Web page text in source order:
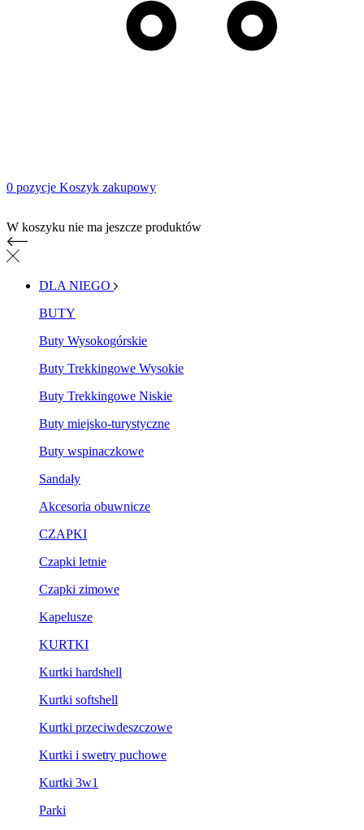
0 pozycje Koszyk zakupowy
W koszyku nie ma jeszcze produktów
DLA NIEGO
BUTY
Buty Wysokogórskie
Buty Trekkingowe Wysokie
Buty Trekkingowe Niskie
Buty miejsko-turystyczne
Buty wspinaczkowe
Sandały
Akcesoria obuwnicze
CZAPKI
Czapki letnie
Czapki zimowe
Kapelusze
KURTKI
Kurtki hardshell
Kurtki softshell
Kurtki przeciwdeszczowe
Kurtki i swetry puchowe
Kurtki 3w1
Parki